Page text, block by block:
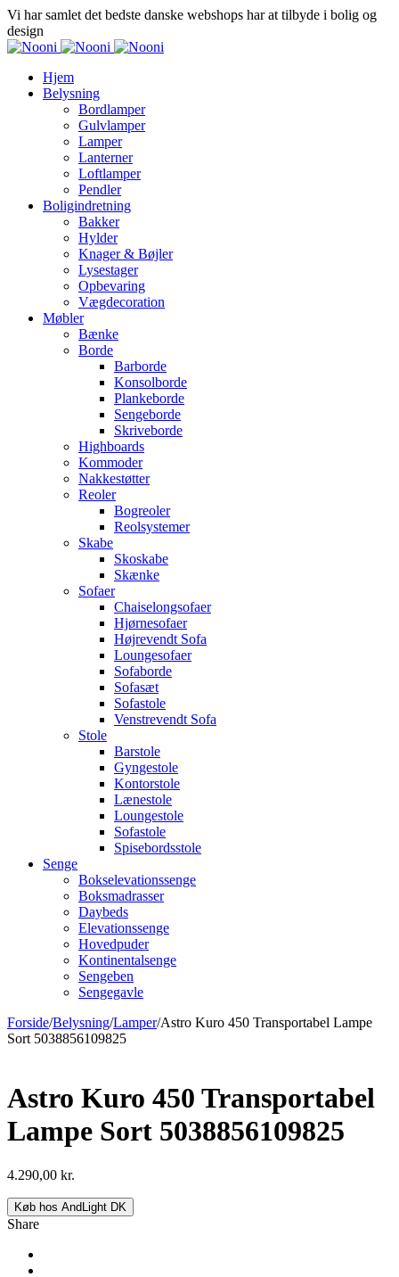
Vi har samlet det bedste danske webshops har at tilbyde i bolig og
design
Hjem
Belysning
Bordlamper
Gulvlamper
Lamper
Lanterner
Loftlamper
Pendler
Boligindretning
Bakker
Hylder
Knager & Bøjler
Lysestager
Opbevaring
Vægdecoration
Møbler
Bænke
Borde
Barborde
Konsolborde
Plankeborde
Sengeborde
Skriveborde
Highboards
Kommoder
Nakkestøtter
Reoler
Bogreoler
Reolsystemer
Skabe
Skoskabe
Skænke
Sofaer
Chaiselongsofaer
Hjørnesofaer
Højrevendt Sofa
Loungesofaer
Sofaborde
Sofasæt
Sofastole
Venstrevendt Sofa
Stole
Barstole
Gyngestole
Kontorstole
Lænestole
Loungestole
Sofastole
Spisebordsstole
Senge
Bokselevationssenge
Boksmadrasser
Daybeds
Elevationssenge
Hovedpuder
Kontinentalsenge
Sengeben
Sengegavle
Forside/Belysning/Lamper/Astro Kuro 450 Transportabel Lampe
Sort 5038856109825
Astro Kuro 450 Transportabel
Lampe Sort 5038856109825
4.290,00 kr.
Køb hos AndLight DK
Share